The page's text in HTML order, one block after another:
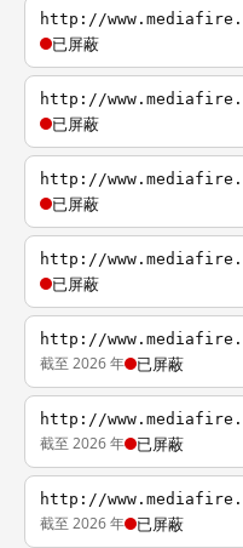
http://
已屏蔽
http://
已屏蔽
http://
已屏蔽
http://
已屏蔽
http://
截至 2026 年 已屏蔽
http://
截至 2026 年 已屏蔽
http://
截至 2026 年 已屏蔽